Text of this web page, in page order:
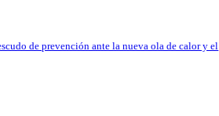
de prevención ante la nueva ola de calor y el